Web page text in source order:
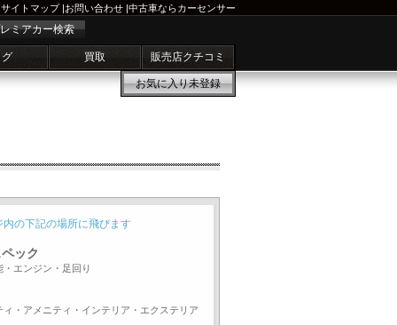
サイトマップ|お問い合わせ |中古車ならカーセンサー
ミアカー検索
買取 販売店クチコミ
お気に入り未登録
内の下記の場所に飛びます
ック
・エンジン・足回り
ィ・アメニティ・インテリア・エクステリア